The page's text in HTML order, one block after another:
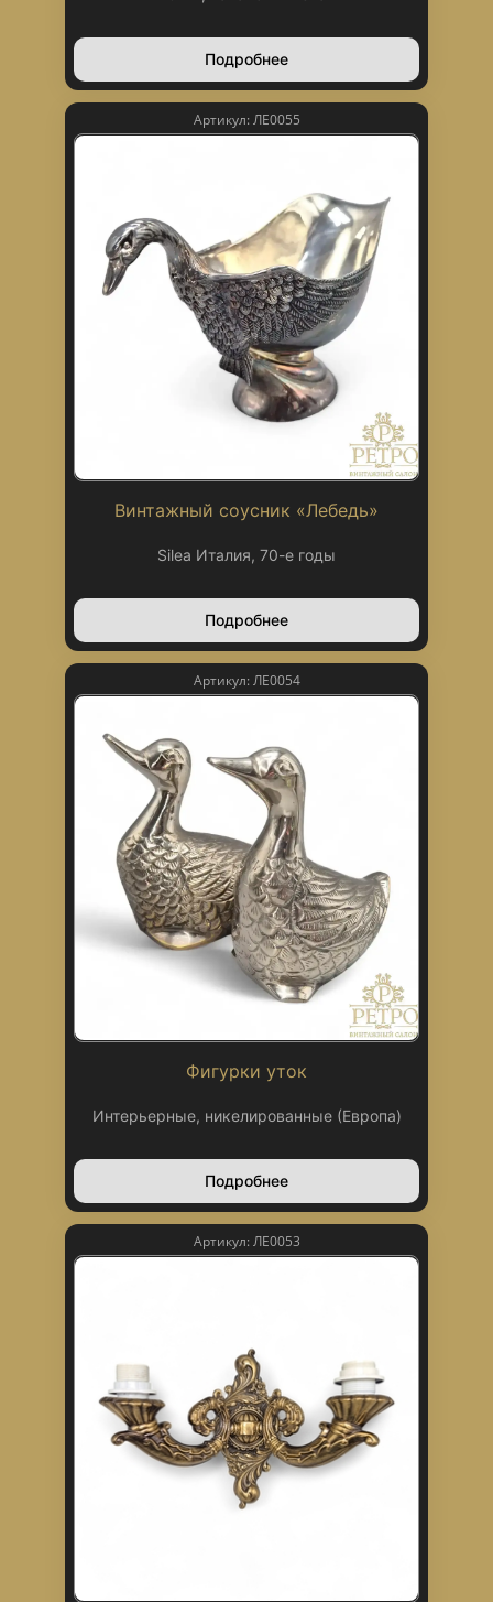
Подробнее
Артикул: ЛЕ0055
Винтажный соусник «Лебедь»
Silea Италия, 70-е годы
Подробнее
Артикул: ЛЕ0054
Фигурки уток
Интерьерные, никелированные (Европа)
Подробнее
Артикул: ЛЕ0053